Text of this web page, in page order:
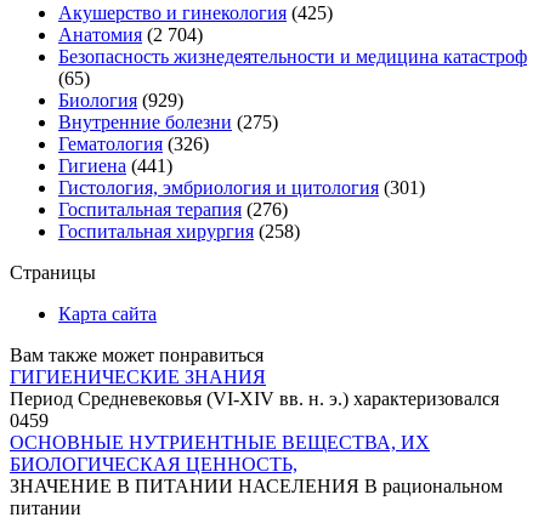
Акушерство и гинекология (425)
Анатомия (2 704)
Безопасность жизнедеятельности и медицина катастроф
(65)
Биология (929)
Внутренние болезни (275)
Гематология (326)
Гигиена (441)
Гистология, эмбриология и цитология (301)
Госпитальная терапия (276)
Госпитальная хирургия (258)
Страницы
Карта сайта
Вам также может понравиться
ГИГИЕНИЧЕСКИЕ ЗНАНИЯ
Период Средневековья (VI-XIV вв. н. э.) характеризовался
0459
ОСНОВНЫЕ НУТРИЕНТНЫЕ ВЕЩЕСТВА, ИХ
БИОЛОГИЧЕСКАЯ ЦЕННОСТЬ,
ЗНАЧЕНИЕ В ПИТАНИИ НАСЕЛЕНИЯ В рациональном
питании